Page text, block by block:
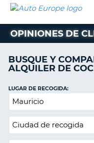
ALQUILER
COCHES
ALQUILER DE
AUTO
EUROPE
ALQUILER
COCHES
ALQUILER
DE
AUTOCARAVANAS
AYUDA
CUENTA
OPINIONES DE
BUSQUE Y
ALQUILER DE
Devolución
una
LUGAR DE RECOGIDA: